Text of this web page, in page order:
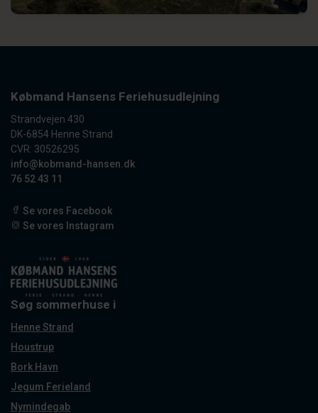
Købmand Hansens Feriehusudlejning
Strandvejen 430
DK-6854 Henne Strand
CVR: 30526295
info@kobmand-hansen.dk
76 52 43 11
Se vores Facebook
Se vores Instagram
Søg sommerhuse i
Henne Strand
Houstrup
Bork Havn
Jegum Ferieland
Nymindegab